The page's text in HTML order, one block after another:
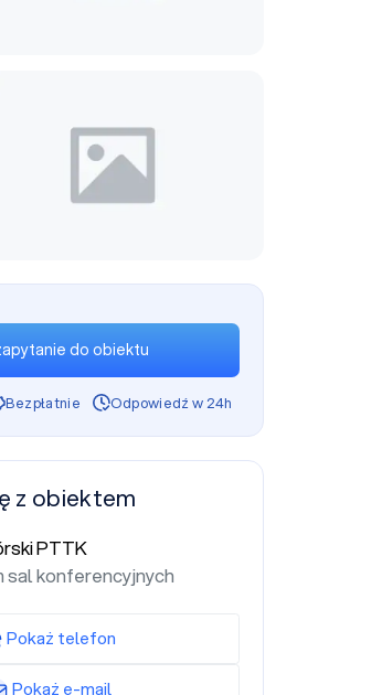
do obiektu
Bezpłatnie Odpowiedź w 24h
z obiektem
PTTK
sal konferencyjnych
Pokaż telefon
Pokaż e-mail